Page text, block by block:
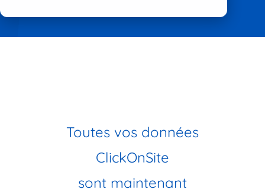
Toutes vos données
ClickOnSite
sont maintenant